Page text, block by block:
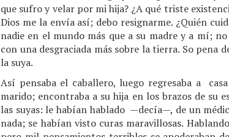
que sufro y velar por mi hija? ¿A qué triste
Dios me la envía así; debo resignarme. ¿Quién
nadie en el mundo más que a su madre y a mí;
con una desgraciada más sobre la tierra. So pena
la suya.
Así pensaba el caballero, luego regresaba a
marido; encontraba a su hija en los brazos de su
las suyas: le habían hablado —decía—, de un
nada; se habían visto curas maravillosas.